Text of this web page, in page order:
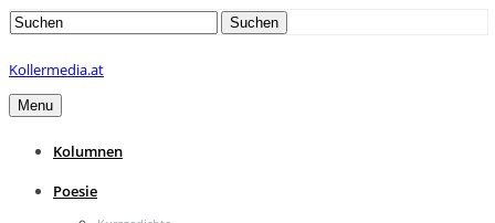
Search
Suchen
Kollermedia.at
Menu
Kolumnen
Poesie